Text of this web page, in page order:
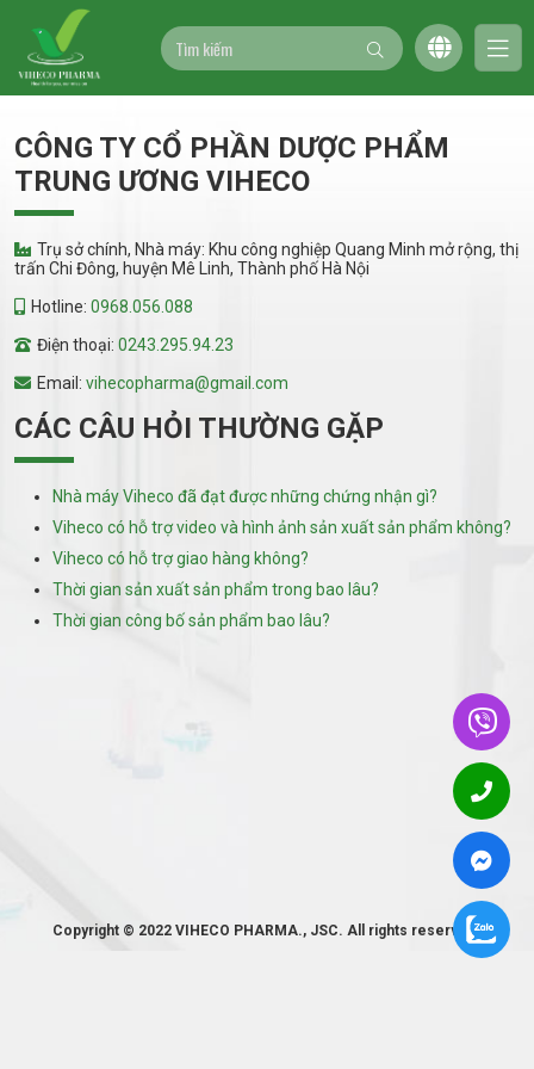
CÔNG TY CỔ PHẦN DƯỢC PHẨM
TRUNG ƯƠNG VIHECO
Trụ sở chính, Nhà máy: Khu công nghiệp Quang Minh mở rộng, thị
trấn Chi Đông, huyện Mê Linh, Thành phố Hà Nội
Hotline: 0968.056.088
Điện thoại: 0243.295.94.23
Email: vihecopharma@gmail.com
CÁC CÂU HỎI THƯỜNG GẶP
Nhà máy Viheco đã đạt được những chứng nhận gì?
Viheco có hỗ trợ video và hình ảnh sản xuất sản phẩm không?
Viheco có hỗ trợ giao hàng không?
Thời gian sản xuất sản phẩm trong bao lâu?
Thời gian công bố sản phẩm bao lâu?
Copyright © 2022 VIHECO PHARMA., JSC. All rights reserved.